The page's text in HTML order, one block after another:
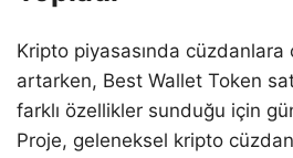
Kripto piyasasında cüzdanlara
artarken, Best Wallet Token
farklı özellikler sunduğu için
Proje, geleneksel kripto